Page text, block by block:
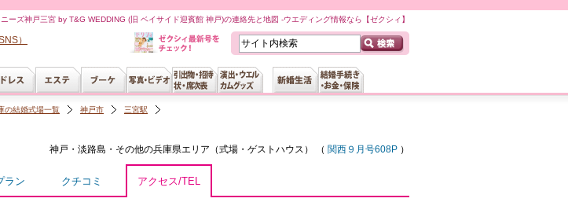
ニーズ神戸三宮 by T&G WEDDING (旧 ベイサイド迎賓館 神戸)の連絡先と地図 -ウエディング情報なら【ゼクシィ】
）
の結婚式場一覧 神戸市
三宮駅
神戸・淡路島・その他の兵庫県エリア（式場・ゲストハウス ） （ 関西９月号608P ）
ラン クチコミ アクセス/TEL